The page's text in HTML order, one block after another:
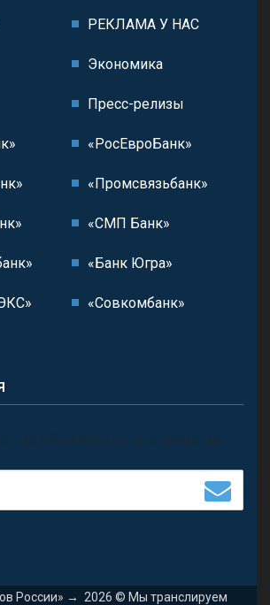
РЕКЛАМА У НАС
Экономика
Пресс-релизы
«РосЕвроБанк»
«Промсвязьбанк»
«СМП Банк»
«Банк Югра»
«Совкомбанк»
обновления и предложения.
России» → 2026 © Мы транслируем